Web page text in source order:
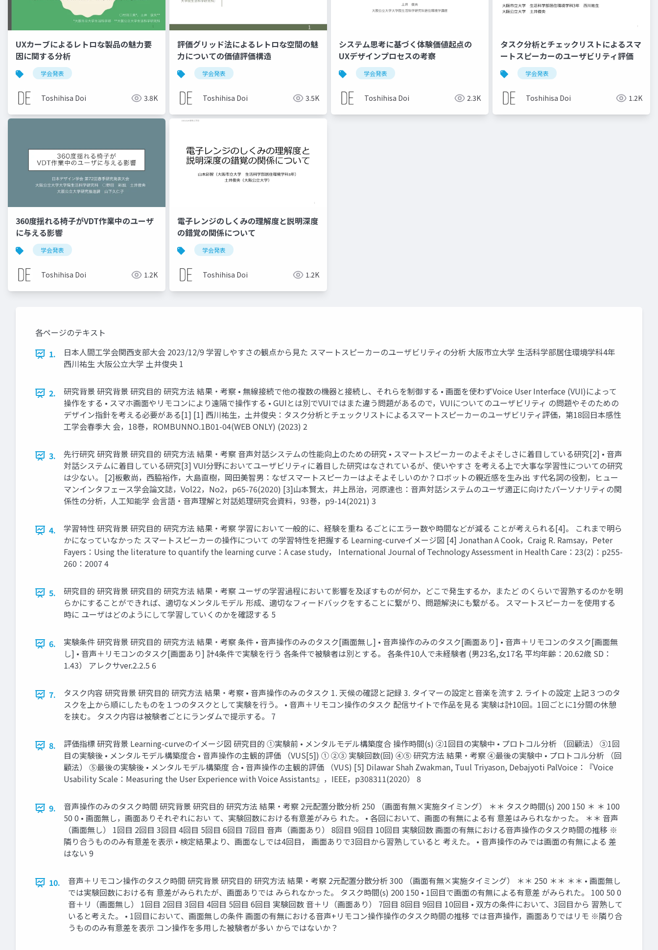
UXカーブによるレトロな製品の魅力要
因に関する分析
学会発表
Toshihisa Doi 3.8K
評価グリッド法によるレトロな空間の魅
力についての価値評価構造
学会発表
Toshihisa Doi 3.5K
システム思考に基づく体験価値起点の
UXデザインプロセスの考察
学会発表
Toshihisa Doi 2.3K
タスク分析とチェックリストによるスマ
ートスピーカーのユーザビリティ評価
学会発表
Toshihisa Doi 1.2K
360度揺れる椅子がVDT作業中のユーザ
に与える影響
学会発表
Toshihisa Doi 1.2K
電子レンジのしくみの理解度と説明深度
の錯覚の関係について
学会発表
Toshihisa Doi 1.2K
各ページのテキスト
1.
日本人間工学会関西支部大会 2023/12/9 学習しやすさの観点から見た スマートスピーカーのユーザビリティの分析 大阪市立大学 生活科学部居住環境学科4年
西川祐生 大阪公立大学 土井俊央 1
2.
研究背景 研究背景 研究目的 研究方法 結果・考察 • 無線接続で他の複数の機器と接続し、それらを制御する • 画面を使わずVoice User Interface (VUI)によって
操作をする • スマホ画面やリモコンにより遠隔で操作する • GUIとは別でVUIではまた違う問題があるので，VUIについてのユーザビリティ の問題やそのための
デザイン指針を考える必要がある[1] [1] 西川祐生，土井俊央：タスク分析とチェックリストによるスマートスピーカーのユーザビリティ評価，第18回日本感性
工学会春季大 会，18巻，ROMBUNNO.1B01-04(WEB ONLY) (2023) 2
3.
先行研究 研究背景 研究目的 研究方法 結果・考察 音声対話システムの性能向上のための研究 • スマートスピーカーのよそよそしさに着目している研究[2] • 音声
対話システムに着目している研究[3] VUI分野においてユーザビリティに着目した研究はなされているが、使いやすさ を考える上で大事な学習性についての研究
は少ない。 [2]板敷尚，西脇裕作，大島直樹，岡田美智男：なぜスマートスピーカーはよそよそしいのか？ロボットの親近感を生み出 す代名詞の役割，ヒュー
マンインタフェース学会論文誌，Vol22，No2，p65-76(2020) [3]山本賢太，井上昂治，河原達也：音声対話システムのユーザ適正に向けたパーソナリティの関
係性の分析，人工知能学 会言語・音声理解と対話処理研究会資料，93巻，p9-14(2021) 3
4.
学習特性 研究背景 研究目的 研究方法 結果・考察 学習において一般的に、経験を重ね るごとにエラー数や時間などが減る ことが考えられる[4]。 これまで明ら
かになっていなかった スマートスピーカーの操作について の学習特性を把握する Learning-curveイメージ図 [4] Jonathan A Cook，Craig R. Ramsay，Peter
Fayers：Using the literature to quantify the learning curve：A case study， International Journal of Technology Assessment in Health Care：23(2)：p255-
260：2007 4
5.
研究目的 研究背景 研究目的 研究方法 結果・考察 ユーザの学習過程において影響を及ぼすものが何か，どこで発生するか，またど のくらいで習熟するのかを明
らかにすることができれば、適切なメンタルモデル 形成、適切なフィードバックをすることに繋がり、問題解決にも繋がる。 スマートスピーカーを使用する
時に ユーザはどのようにして学習していくのかを確認する 5
6.
実験条件 研究背景 研究目的 研究方法 結果・考察 条件 • 音声操作のみのタスク[画面無し] • 音声操作のみのタスク[画面あり] • 音声＋リモコンのタスク[画面無
し] • 音声＋リモコンのタスク[画面あり] 計4条件で実験を行う 各条件で被験者は別とする。 各条件10人で未経験者 (男23名,女17名 平均年齢：20.62歳 SD：
1.43） アレクサver.2.2.5 6
7.
タスク内容 研究背景 研究目的 研究方法 結果・考察 • 音声操作のみのタスク 1. 天候の確認と記録 3. タイマーの設定と音楽を流す 2. ライトの設定 上記３つのタ
スクを上から順にしたものを１つのタスクとして実験を行う。 • 音声＋リモコン操作のタスク 配信サイトで作品を見る 実験は計10回。1回ごとに1分間の休憩
を挟む。 タスク内容は被験者ごとにランダムで提示する。 7
8.
評価指標 研究背景 Learning-curveのイメージ図 研究目的 ①実験前 • メンタルモデル構築度合 操作時間(s) ②1回目の実験中 • プロトコル分析 （回顧法） ③1回
目の実験後 • メンタルモデル構築度合 • 音声操作の主観的評価 （VUS[5]) ① ②③ 実験回数(回) ④⑤ 研究方法 結果・考察 ④最後の実験中 • プロトコル分析 （回
顧法） ⑤最後の実験後 • メンタルモデル構築度 合 • 音声操作の主観的評価 （VUS) [5] Dilawar Shah Zwakman, Tuul Triyason, Debajyoti PalVoice：『Voice
Usability Scale：Measuring the User Experience with Voice Assistants』，IEEE，p308311(2020） 8
9.
音声操作のみのタスク時間 研究背景 研究目的 研究方法 結果・考察 2元配置分散分析 250 （画面有無×実施タイミング） ＊＊ タスク時間(s) 200 150 ＊ ＊ 100
50 0 • 画面無し，画面ありそれぞれにおい て、実験回数における有意差がみら れた。 • 各回において、画面の有無による有 意差はみられなかった。 ＊＊ 音声
（画面無し） 1回目 2回目 3回目 4回目 5回目 6回目 7回目 音声（画面あり） 8回目 9回目 10回目 実験回数 画面の有無における音声操作のタスク時間の推移 ※
隣り合うもののみ有意差を表示 • 検定結果より、画面なしでは4回目， 画面ありで3回目から習熟していると 考えた。 • 音声操作のみでは画面の有無による 差
はない 9
10.
音声＋リモコン操作のタスク時間 研究背景 研究目的 研究方法 結果・考察 2元配置分散分析 300 （画面有無×実施タイミング） ＊＊ 250 ＊＊ ＊＊ • 画面無し
では実験回数における有 意差がみられたが、画面ありでは みられなかった。 タスク時間(s) 200 150 • 1回目で画面の有無による有意差 がみられた。 100 50 0
音＋リ（画面無し） 1回目 2回目 3回目 4回目 5回目 6回目 実験回数 音＋リ（画面あり） 7回目 8回目 9回目 10回目 • 双方の条件において、3回目から 習熟して
いると考えた。 • 1回目において、画面無しの条件 画面の有無における音声+リモコン操作操作のタスク時間の推移 では音声操作，画面ありではリモ ※隣り合
うもののみ有意差を表示 コン操作を多用した被験者が多い からではないか？